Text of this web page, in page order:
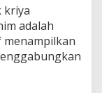
kriya
adalah